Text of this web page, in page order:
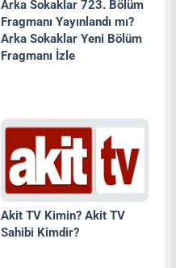
Arka Sokaklar 723. Bölüm
Fragmanı Yayınlandı mı?
Arka Sokaklar Yeni Bölüm
Fragmanı İzle
Akit TV Kimin? Akit TV
Sahibi Kimdir?